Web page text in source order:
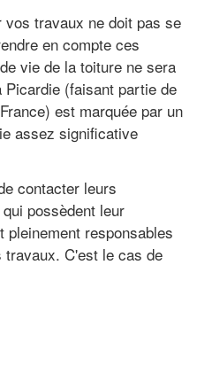
travaux ne doit pas se
en compte ces
vie de la toiture ne sera
Picardie (faisant partie de
est marquée par un
assez significative
contacter leurs
possèdent leur
pleinement responsables
C'est le cas de